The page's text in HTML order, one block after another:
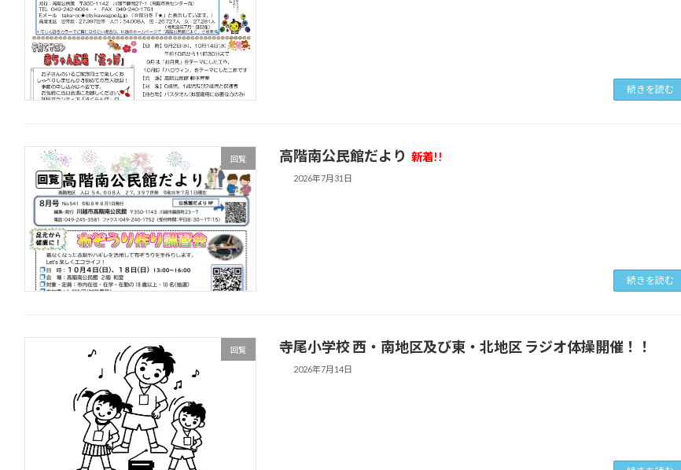
続きを読む
回覧 高階南公民館だより 新着!!
2026年7月31日
続きを読む
回覧 寺尾小学校 西・南地区及び東・北地区 ラジオ体操開催！！
2026年7月14日